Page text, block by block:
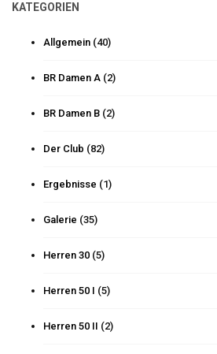
KATEGORIEN
Allgemein (40)
BR Damen A (2)
BR Damen B (2)
Der Club (82)
Ergebnisse (1)
Galerie (35)
Herren 30 (5)
Herren 50 I (5)
Herren 50 II (2)